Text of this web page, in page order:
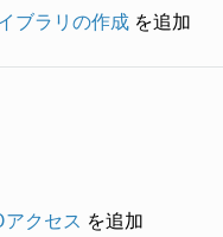
ブラリの作成を追加
クセス を追加